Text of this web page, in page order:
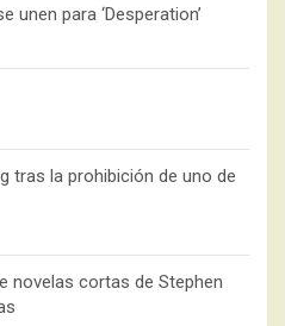
unen para ‘Desperation’
tras la prohibición de uno de
novelas cortas de Stephen